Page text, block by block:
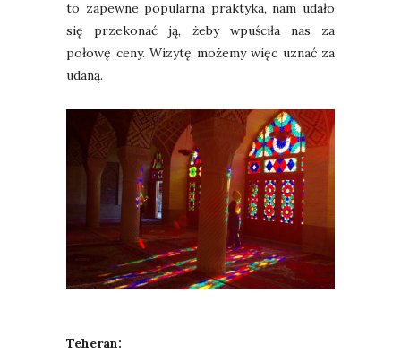
to zapewne popularna praktyka, nam udało
się przekonać ją, żeby wpuściła nas za
połowę ceny. Wizytę możemy więc uznać za
udaną.
Teheran: